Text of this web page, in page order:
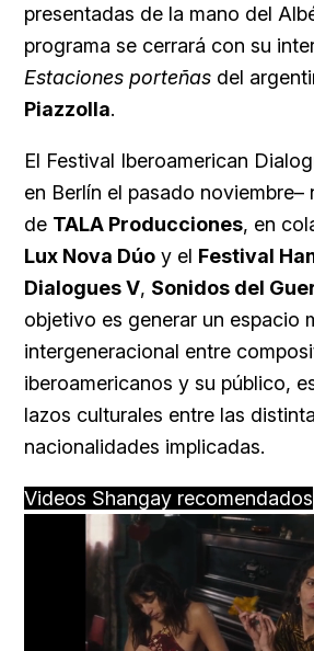
presentadas de la mano del
programa se cerrará con su
Estaciones porteñas del
Piazzolla.
El Festival Iberoamerican
en Berlín el pasado noviembre–
de TALA Producciones, en
Lux Nova Dúo y el Festival
Dialogues V, Sonidos del
objetivo es generar un espacio
intergeneracional entre
iberoamericanos y su público,
lazos culturales entre las
nacionalidades implicadas.
Videos Shangay recomendados